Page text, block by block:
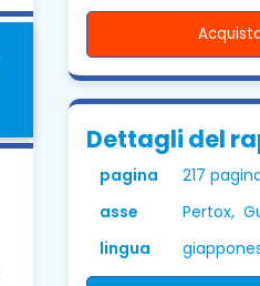
Dettagli del
pagina
217
asse
Pertox,
lingua